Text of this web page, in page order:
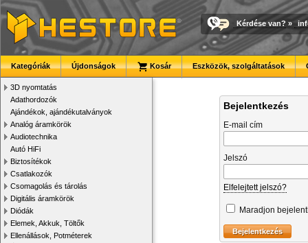
Kérdése van? »
Kategóriák Újdonságok Kosár Eszközök, szolgáltatások
3D nyomtatás
Adathordozók
Ajándékok, ajándékutalványok
Analóg áramkörök
Audiotechnika
Autó HiFi
Biztosítékok
Csatlakozók
Csomagolás és tárolás
Digitális áramkörök
Diódák
Elemek, Akkuk, Töltők
Ellenállások, Potméterek
Bejelentkezés
E-mail cím
Jelszó
Elfelejtett jelszó?
Maradjon